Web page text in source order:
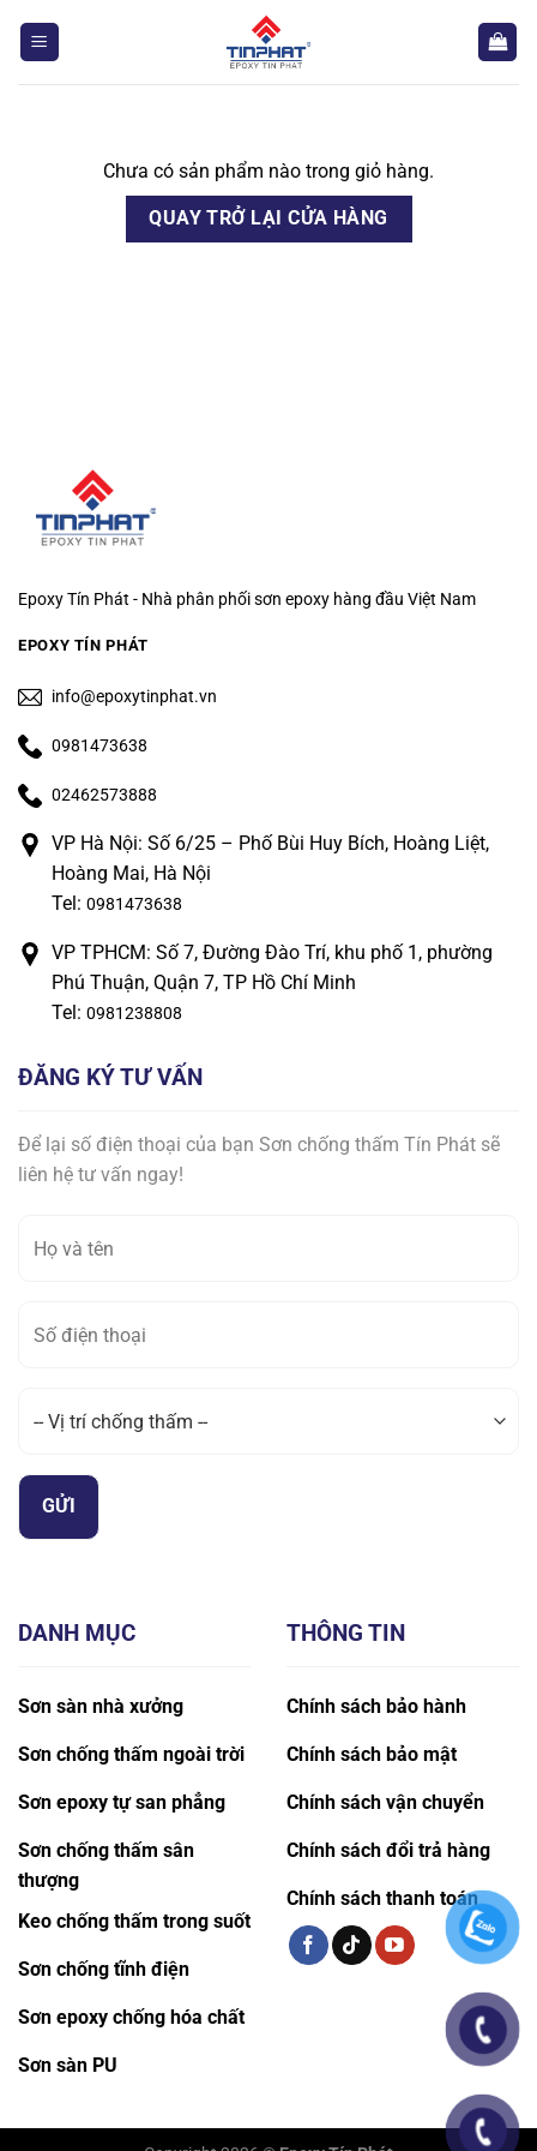
Chưa có sản phẩm nào trong giỏ hàng.
QUAY TRỞ LẠI CỬA HÀNG
Epoxy Tín Phát - Nhà phân phối sơn epoxy hàng đầu Việt Nam
EPOXY TÍN PHÁT
info@epoxytinphat.vn
0981473638
02462573888
VP Hà Nội: Số 6/25 – Phố Bùi Huy Bích, Hoàng Liệt,
Hoàng Mai, Hà Nội
Tel: 0981473638
VP TPHCM: Số 7, Đường Đào Trí, khu phố 1, phường
Phú Thuận, Quận 7, TP Hồ Chí Minh
Tel: 0981238808
DANH MỤC
Sơn sàn nhà xưởng
Sơn chống thấm ngoài trời
Sơn epoxy tự san phẳng
Sơn chống thấm sân
thượng
Keo chống thấm trong suốt
Sơn chống tĩnh điện
Sơn epoxy chống hóa chất
Sơn sàn PU
THÔNG TIN
Chính sách bảo hành
Chính sách bảo mật
Chính sách vận chuyển
Chính sách đổi trả hàng
Chính sách thanh toán
ĐĂNG KÝ TƯ VẤN
Để lại số điện thoại của bạn Sơn chống thấm Tín Phát sẽ
liên hệ tư vấn ngay!